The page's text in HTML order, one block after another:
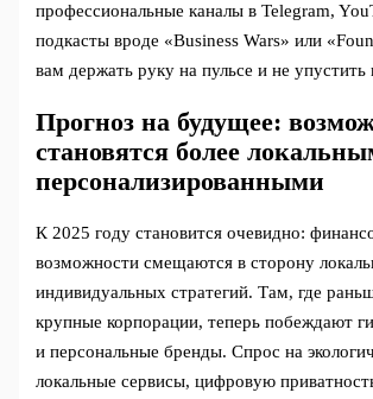
профессиональные каналы в Telegram,
подкасты вроде «Business Wars» или
вам держать руку на пульсе и не
Прогноз на будущее:
становятся более
персонализированными
К 2025 году становится очевидно:
возможности смещаются в сторону
индивидуальных стратегий. Там, где
крупные корпорации, теперь побеждают
и персональные бренды. Спрос на
локальные сервисы, цифровую